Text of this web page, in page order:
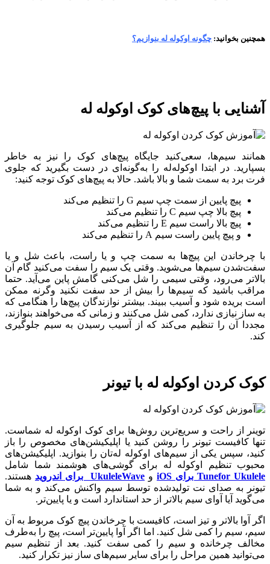
همچنین بخوانید: چگونه اوکوله له بنوازیم؟
آشنایی با پیچ‌های کوک اوکوله له
همانند سیم‌ها، سعی‌کنید جایگاه پیچ‌های کوک را نیز به خاطر
بسپارید. در ابتدا اوکوله‌له را به‌گونه‌ای در دست بگیرید که جلوی
فرت برد به سمت شما و بالا باشد. حالا به پیچ‌های کوک توجه کنید:
پیچ پایین از سمت چپ سیم G را تنظیم می‌کند
پیچ بالا چپ سیم C را تنظیم می‌کند
پیچ بالا راست سیم E را تنظیم می‌کند
و پیچ پایین راست سیم A را تنظیم می‌کند
با چرخاندن این پیچ‌ها به سمت چپ و یا راست، باعث شل و یا
سفت‌شدن سیم‌ها می‌شوید. وقتی یک سیم را سفت می‌کنید گام آن
بالاتر می‌رود، وقتی سیمی را شل می‌کنی گامش پاین می‌آید. حتما
مراقب باشید که سیم‌ها را بیش از حد سفت نکنید وگرنه ممکن
است بریده شود و آسیب ببیند. بیشتر نوازندگان پیچ‌ها را هنگامی که
به ساز نیازی ندارد، کمی شل می‌کنند و زمانی که می‌خواهند بنوازند،
مجددا آن را تنظیم می‌کند که از آسیب رسیدن به سیم جلوگیری
کند.
کوک کردن اوکوله له با تیونر
توینر از راحت و سریع‌ترین روش‌ها برای کوک اوکوله له شماست.
تنها کافیست تیونر را روشن کنید یا اپلیکیشن‌های مخصوص را باز
کنید، سپس یکی از سیم‌های اوکوله له‌تان را بنوازید. اپلیکیشن‌های
محبوب تنظیم اوکوله له برای گوشی‌های هوشمند شما شامل
Tunefor Ukulele برای iOS
و UkuleleWave برای اندروید
هستند.
تیونر به صدای نت تولیدشده توسط سیم واکنش می‌کند و به شما
می‌گوید آیا آوای سیم بالاتر از حد استاندارد است و یا پایین‌تر.
اگر آوا بالاتر و تیز است، کافیست با چرخاندن پیچ کوک مربوط به آن
سیم، سیم را کمی شل کنید. اما اگر آوا پایین‌تر است، پیچ را به‌طرف
مخالف چرخانده و سیم را کمی سفت کنید. بعد از تنظیم سیم
می‌توانید همین مراحل را برای سایر سیم‌های ساز نیز تکرار کنید.